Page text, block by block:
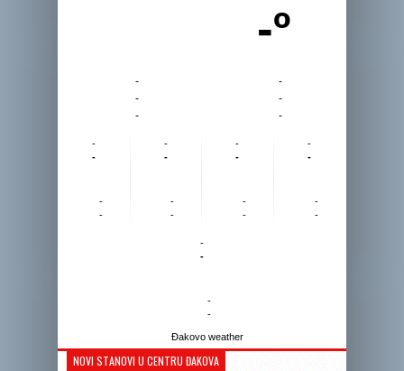
-º
-
-
-
-
-
-
-
-
-
-
-
-
-
-
-
-
-
-
-
-
-
-
-
-
-
-
Đakovo weather
NOVI STANOVI U CENTRU ĐAKOVA